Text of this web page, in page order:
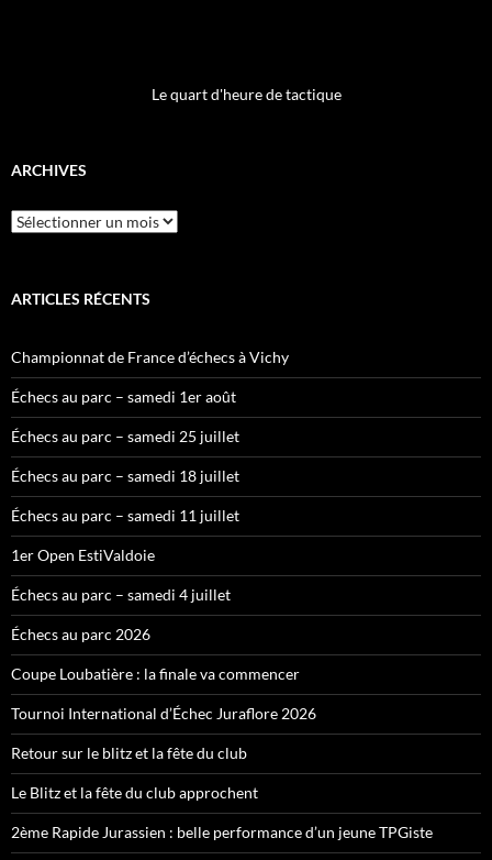
Le quart d'heure de tactique
ARCHIVES
Archives
ARTICLES RÉCENTS
Championnat de France d’échecs à Vichy
Échecs au parc – samedi 1er août
Échecs au parc – samedi 25 juillet
Échecs au parc – samedi 18 juillet
Échecs au parc – samedi 11 juillet
1er Open EstiValdoie
Échecs au parc – samedi 4 juillet
Échecs au parc 2026
Coupe Loubatière : la finale va commencer
Tournoi International d’Échec Juraflore 2026
Retour sur le blitz et la fête du club
Le Blitz et la fête du club approchent
2ème Rapide Jurassien : belle performance d’un jeune TPGiste